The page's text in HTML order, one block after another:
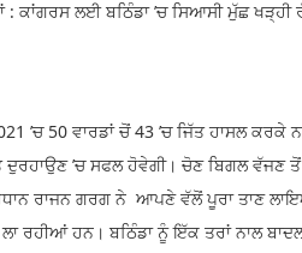
: ਕਾਂਗਰਸ ਲਈ ਬਠਿੰਡਾ ’ਚ ਸਿਆਸੀ ਮੁੱਛ ਖੜ੍ਹੀ
’ਚ 50 ਵਾਰਡਾਂ ਚੋਂ 43 ’ਚ ਜਿੱਤ ਹਾਸਲ
ਦੁਰਹਾਉਣ ’ਚ ਸਫਲ ਹੋਵੇਗੀ। ਚੋਣ ਬਿਗਲ ਵੱਜਣ
ਰਾਜਨ ਗਰਗ ਨੇ ਆਪਣੇ ਵੱਲੋਂ ਪੂਰਾ ਤਾਣ
ਰਹੀਆਂ ਹਨ। ਬਠਿੰਡਾ ਨੂੰ ਇੱਕ ਤਰਾਂ ਨਾਲ